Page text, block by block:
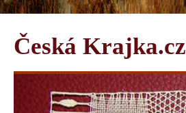
Česká Krajka.cz